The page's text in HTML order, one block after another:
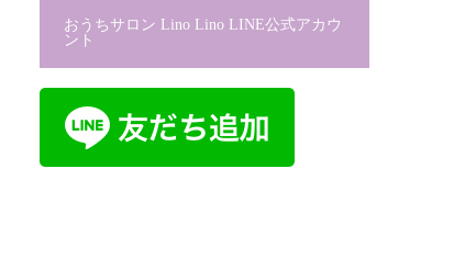
おうちサロン Lino Lino LINE公式アカウ
ント